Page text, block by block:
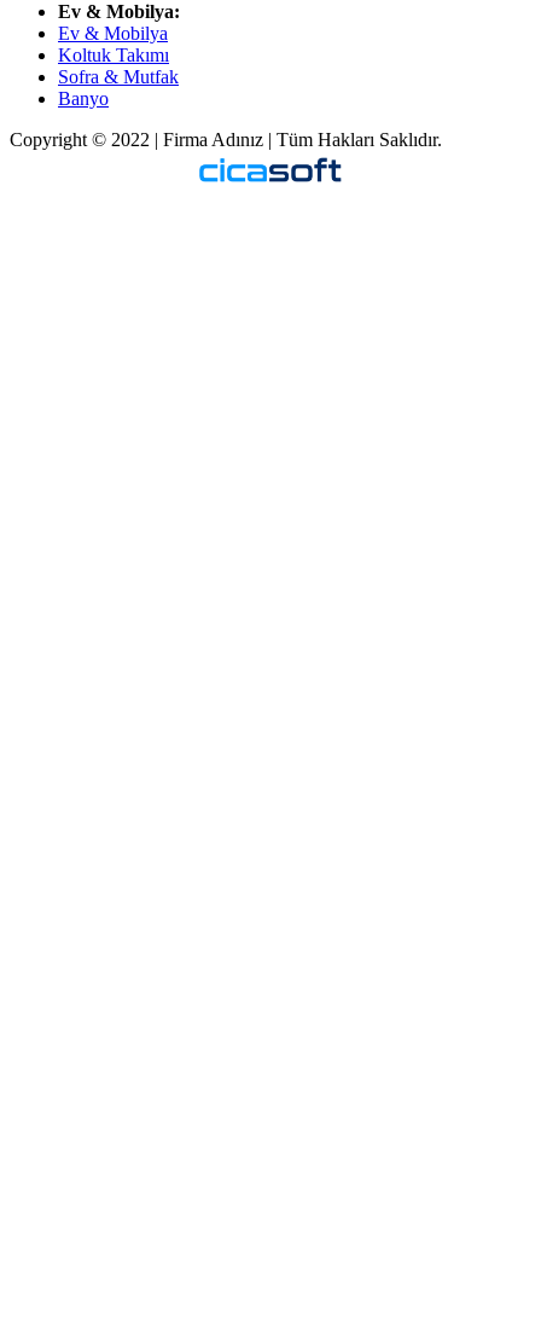
Ev & Mobilya:
Ev & Mobilya
Koltuk Takımı
Sofra & Mutfak
Banyo
Copyright © 2022 | Firma Adınız | Tüm Hakları Saklıdır.